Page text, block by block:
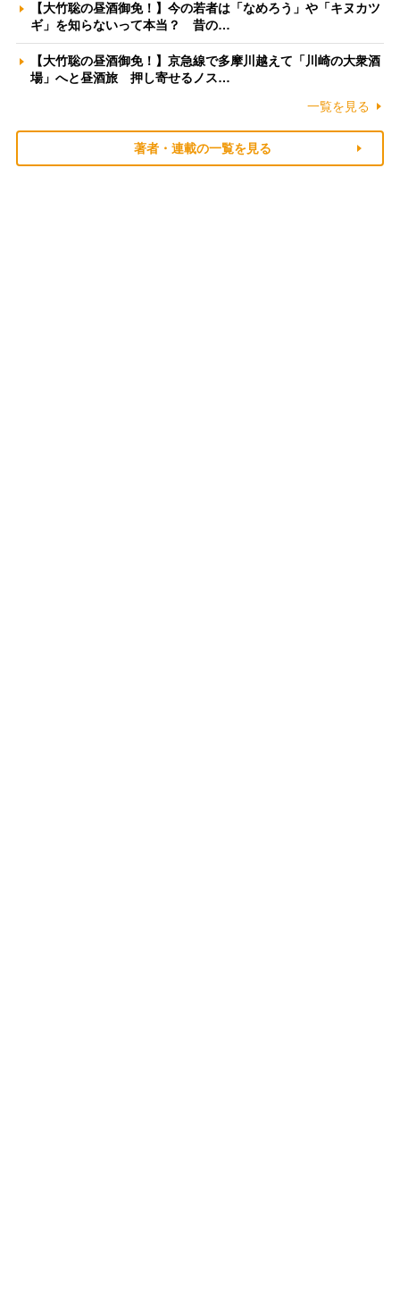
【大竹聡の昼酒御免！】今の若者は「なめろう」や「キヌカツ
ギ」を知らないって本当？ 昔の…
【大竹聡の昼酒御免！】京急線で多摩川越えて「川崎の大衆酒
場」へと昼酒旅 押し寄せるノス…
一覧を見る
著者・連載の一覧を見る